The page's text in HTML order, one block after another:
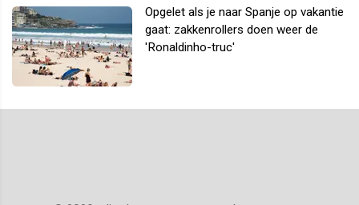
Opgelet als je naar Spanje op vakantie
gaat: zakkenrollers doen weer de
'Ronaldinho-truc'